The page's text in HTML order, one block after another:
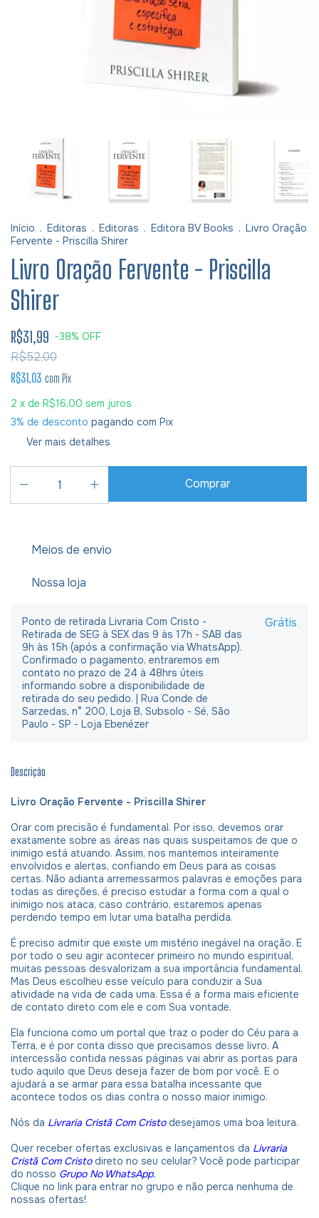
Início . Editoras . Editoras . Editora BV Books . Livro Oração
Fervente - Priscilla Shirer
Livro Oração Fervente - Priscilla
Shirer
R$31,99 -38% OFF
R$52,00
R$31,03 com Pix
2 x de R$16,00 sem juros
3% de desconto pagando com Pix
Ver mais detalhes
Meios de envio
Nossa loja
Ponto de retirada Livraria Com Cristo -
Retirada de SEG à SEX das 9 às 17h - SAB das
9h às 15h (após a confirmação via WhatsApp).
Confirmado o pagamento, entraremos em
contato no prazo de 24 à 48hrs úteis
informando sobre a disponibilidade de
retirada do seu pedido. | Rua Conde de
Sarzedas, n° 200, Loja B, Subsolo - Sé, São
Paulo - SP - Loja Ebenézer
Grátis
Descrição
Livro Oração Fervente - Priscilla Shirer
Orar com precisão é fundamental. Por isso, devemos orar
exatamente sobre as áreas nas quais suspeitamos de que o
inimigo está atuando. Assim, nos mantemos inteiramente
envolvidos e alertas, confiando em Deus para as coisas
certas. Não adianta arremessarmos palavras e emoções para
todas as direções, é preciso estudar a forma com a qual o
inimigo nos ataca, caso contrário, estaremos apenas
perdendo tempo em lutar uma batalha perdida.
É preciso admitir que existe um mistério inegável na oração. E
por todo o seu agir acontecer primeiro no mundo espiritual,
muitas pessoas desvalorizam a sua importância fundamental.
Mas Deus escolheu esse veículo para conduzir a Sua
atividade na vida de cada uma. Essa é a forma mais eficiente
de contato direto com ele e com Sua vontade.
Ela funciona como um portal que traz o poder do Céu para a
Terra, e é por conta disso que precisamos desse livro. A
intercessão contida nessas páginas vai abrir as portas para
tudo aquilo que Deus deseja fazer de bom por você. E o
ajudará a se armar para essa batalha incessante que
acontece todos os dias contra o nosso maior inimigo.
Nós da Livraria Cristã Com Cristodesejamos uma boa leitura.
Quer receber ofertas exclusivas e lançamentos da Livraria
Cristã Com Cristo direto no seu celular? Você pode participar
do nosso Grupo No WhatsApp.
Clique no link para entrar no grupo e não perca nenhuma de
nossas ofertas!